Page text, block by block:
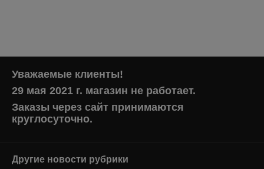
Уважаемые клиенты!
29 мая 2021 г. магазин не работает.
Заказы через сайт принимаются
круглосуточно.
Другие новости рубрики